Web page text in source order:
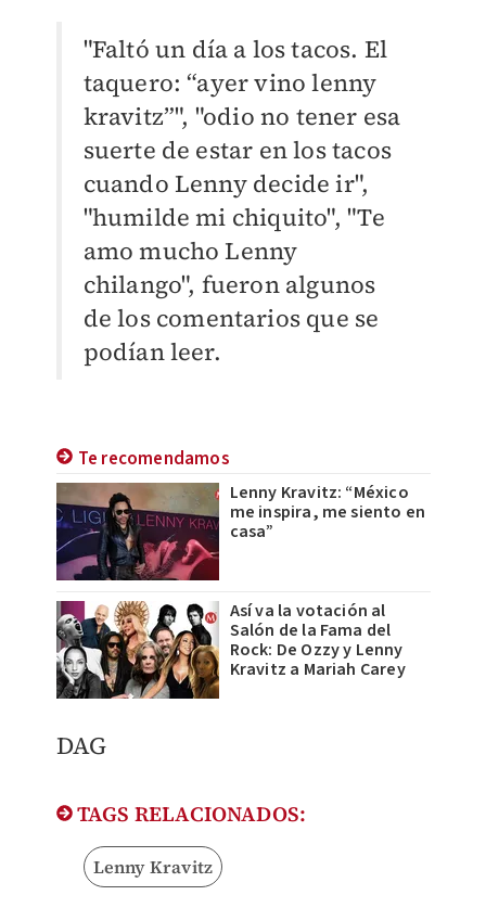
"Faltó un día a los tacos. El
taquero: “ayer vino lenny
kravitz”", "odio no tener esa
suerte de estar en los tacos
cuando Lenny decide ir",
"humilde mi chiquito", "Te
amo mucho Lenny
chilango", fueron algunos
de los comentarios que se
podían leer.
Te recomendamos
Lenny Kravitz: “México
me inspira, me siento en
casa”
Así va la votación al
Salón de la Fama del
Rock: De Ozzy y Lenny
Kravitz a Mariah Carey
DAG
TAGS RELACIONADOS:
Lenny Kravitz